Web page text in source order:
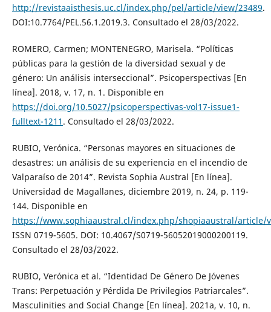
http://revistaaisthesis.uc.cl/index.php/pel/article/view/23489.
DOI:10.7764/PEL.56.1.2019.3. Consultado el 28/03/2022.
ROMERO, Carmen; MONTENEGRO, Marisela. “Políticas
públicas para la gestión de la diversidad sexual y de
género: Un análisis interseccional”. Psicoperspectivas [En
línea]. 2018, v. 17, n. 1. Disponible en
https://doi.org/10.5027/psicoperspectivas-vol17-issue1-
fulltext-1211 . Consultado el 28/03/2022.
RUBIO, Verónica. “Personas mayores en situaciones de
desastres: un análisis de su experiencia en el incendio de
Valparaíso de 2014”. Revista Sophia Austral [En línea].
Universidad de Magallanes, diciembre 2019, n. 24, p. 119-
144. Disponible en
https://www.sophiaaustral.cl/index.php/shopiaaustral/article/
ISSN 0719-5605. DOI: 10.4067/S0719-56052019000200119.
Consultado el 28/03/2022.
RUBIO, Verónica et al. “Identidad De Género De Jóvenes
Trans: Perpetuación y Pérdida De Privilegios Patriarcales”.
Masculinities and Social Change [En línea]. 2021a, v. 10, n.